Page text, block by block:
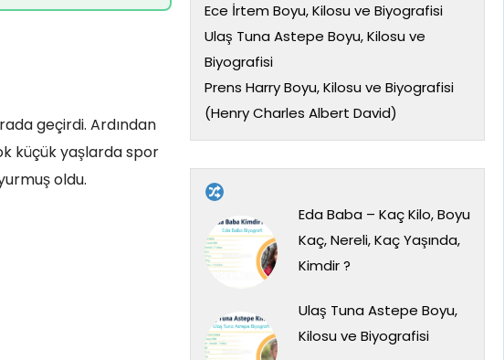
geçirdi. Ardından
küçük yaşlarda spor
oldu.
Ece İrtem Boyu, Kilosu ve Biyografisi
Ulaş Tuna Astepe Boyu, Kilosu ve
Biyografisi
Prens Harry Boyu, Kilosu ve Biyografisi
(Henry Charles Albert David)
Eda Baba – Kaç Kilo, Boyu
Kaç, Nereli, Kaç Yaşında,
Kimdir ?
Ulaş Tuna Astepe Boyu,
Kilosu ve Biyografisi